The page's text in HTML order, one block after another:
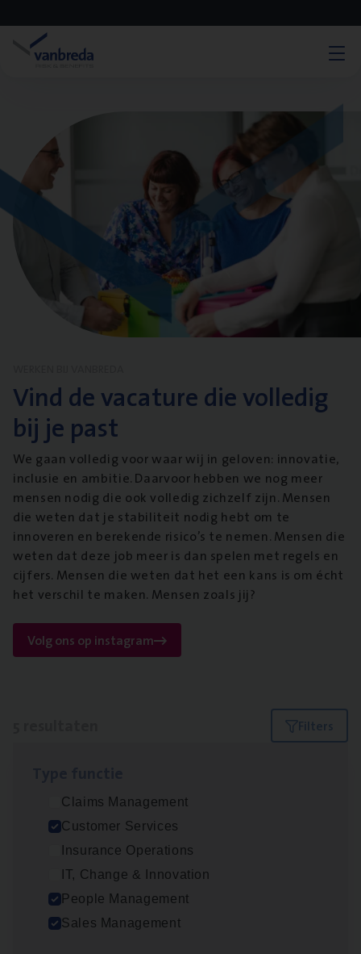
Vind de vacature die volledig
bij je past
We gaan volledig voor waar wij in geloven: innovatie,
inclusie en ambitie. Daarvoor hebben we nog meer
mensen nodig die ook volledig zichzelf zijn. Mensen
die weten dat je stabiliteit nodig hebt om te
innoveren en berekende risico’s te nemen. Mensen die
weten dat deze job meer is dan spelen met regels en
cijfers. Mensen die weten dat het een kans is om écht
het verschil te maken. Mensen zoals jij?
Volg ons op instagram
Filters
Claims Management
Customer Services
Insurance Operations
IT, Change & Innovation
People Management
Sales Management
Insu­ran­ce Bro­kerKMO
Antwerpen
Cus­to­mer Care Expert